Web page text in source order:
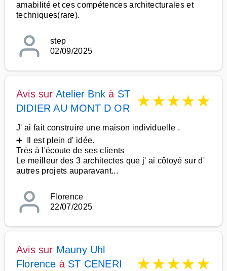
amabilité et ces compétences architecturales et
techniques(rare).
step
02/09/2025
Avis sur Atelier Bnk à ST
DIDIER AU MONT D OR
★★★★★
J' ai fait construire une maison individuelle .
➕ Il est plein d' idée.
Très à l'écoute de ses clients
Le meilleur des 3 architectes que j' ai côtoyé sur d'
autres projets auparavant...
Florence
22/07/2025
Avis sur Mauny Uhl
Florence à ST CENERI
★★★★★